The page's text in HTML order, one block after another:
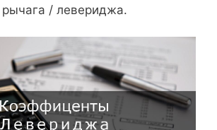
рычага / левериджа.